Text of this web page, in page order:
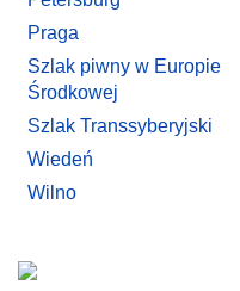
Praga
Szlak piwny w Europie
Środkowej
Szlak Transsyberyjski
Wiedeń
Wilno